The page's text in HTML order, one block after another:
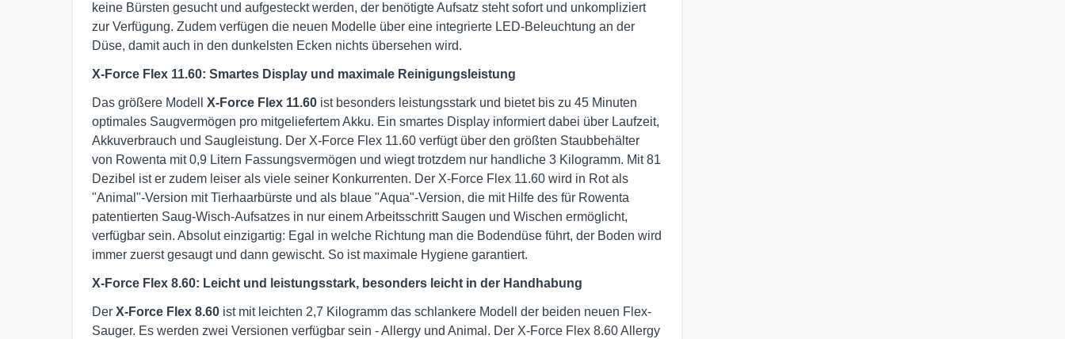
keine Bürsten gesucht und aufgesteckt werden, der benötigte Aufsatz steht sofort und unkompliziert
zur Verfügung. Zudem verfügen die neuen Modelle über eine integrierte LED-Beleuchtung an der
Düse, damit auch in den dunkelsten Ecken nichts übersehen wird.
X-Force Flex 11.60: Smartes Display und maximale Reinigungsleistung
Das größere Modell X-Force Flex 11.60 ist besonders leistungsstark und bietet bis zu 45 Minuten
optimales Saugvermögen pro mitgeliefertem Akku. Ein smartes Display informiert dabei über Laufzeit,
Akkuverbrauch und Saugleistung. Der X-Force Flex 11.60 verfügt über den größten Staubbehälter
von Rowenta mit 0,9 Litern Fassungsvermögen und wiegt trotzdem nur handliche 3 Kilogramm. Mit 81
Dezibel ist er zudem leiser als viele seiner Konkurrenten. Der X-Force Flex 11.60 wird in Rot als
"Animal"-Version mit Tierhaarbürste und als blaue "Aqua"-Version, die mit Hilfe des für Rowenta
patentierten Saug-Wisch-Aufsatzes in nur einem Arbeitsschritt Saugen und Wischen ermöglicht,
verfügbar sein. Absolut einzigartig: Egal in welche Richtung man die Bodendüse führt, der Boden wird
immer zuerst gesaugt und dann gewischt. So ist maximale Hygiene garantiert.
X-Force Flex 8.60: Leicht und leistungsstark, besonders leicht in der Handhabung
Der X-Force Flex 8.60 ist mit leichten 2,7 Kilogramm das schlankere Modell der beiden neuen Flex-
Sauger. Es werden zwei Versionen verfügbar sein - Allergy und Animal. Der X-Force Flex 8.60 Allergy